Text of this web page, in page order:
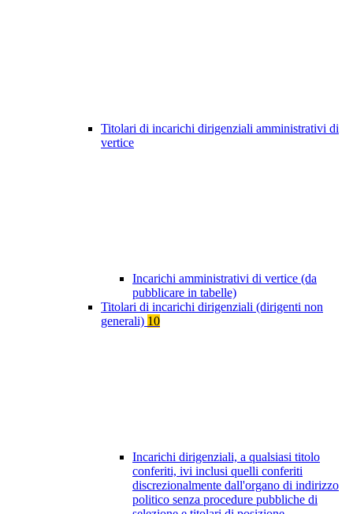
Titolari di incarichi dirigenziali amministrativi di
vertice
Incarichi amministrativi di vertice (da
pubblicare in tabelle)
Titolari di incarichi dirigenziali (dirigenti non
generali) 10
Incarichi dirigenziali, a qualsiasi titolo
conferiti, ivi inclusi quelli conferiti
discrezionalmente dall'organo di indirizzo
politico senza procedure pubbliche di